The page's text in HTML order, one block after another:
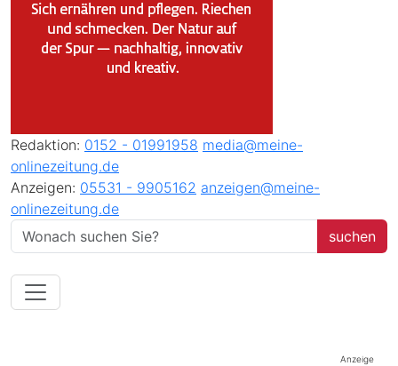
Redaktion: 0152 - 01991958 media@meine-
onlinezeitung.de
Anzeigen: 05531 - 9905162 anzeigen@meine-
onlinezeitung.de
Anzeige